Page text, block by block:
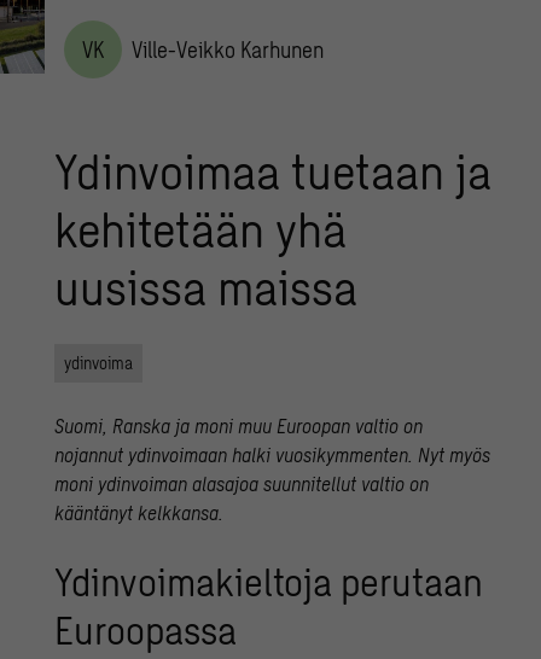
VK Ville-Veikko Karhunen
Ydinvoimaa tuetaan ja
kehitetään yhä
uusissa maissa
ydinvoima
Suomi, Ranska ja moni muu Euroopan valtio on
nojannut ydinvoimaan halki vuosikymmenten. Nyt myös
moni ydinvoiman alasajoa suunnitellut valtio on
kääntänyt kelkkansa.
Ydinvoimakieltoja perutaan
Euroopassa